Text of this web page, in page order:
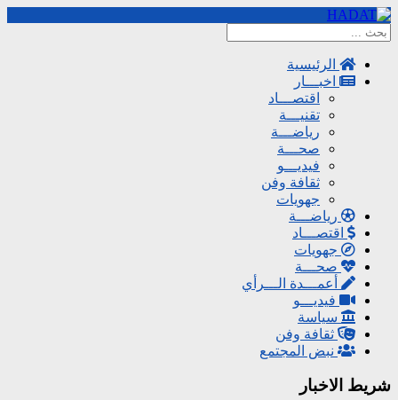
الرئيسية
اخبـــار
اقتصـــاد
تقنيـــة
رياضـــة
صحـــة
فيديـــو
ثقافة وفن
جهويات
رياضـــة
اقتصـــاد
جهويات
صحـــة
أعمـــدة الـــرأي
فيديـــو
سياسة
ثقافة وفن
نبض المجتمع
شريط الاخبار